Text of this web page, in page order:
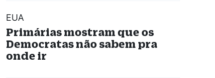
EUA
Primárias mostram que os
Democratas não sabem pra
onde ir